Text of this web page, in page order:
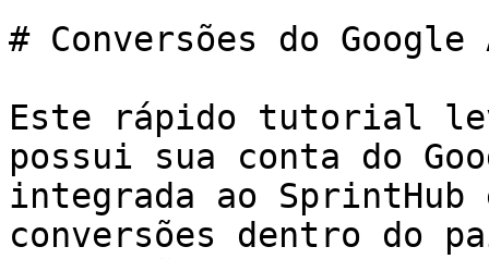
# Conversões do Google
Este rápido tutorial
possui sua conta do
integrada ao
conversões dentro do